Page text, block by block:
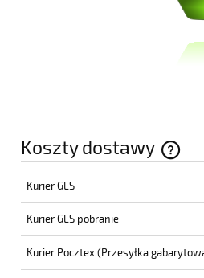
Koszty dostawy
Cena nie zawiera ewentualnych
Kurier GLS
Kurier GLS pobranie
Kurier Pocztex(Przesyłka